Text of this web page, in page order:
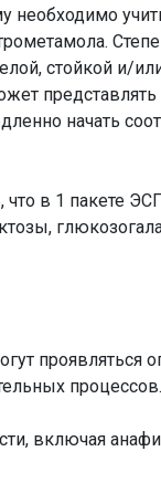
стойкой и/
начать
в 1 пакете
процессов.
включая